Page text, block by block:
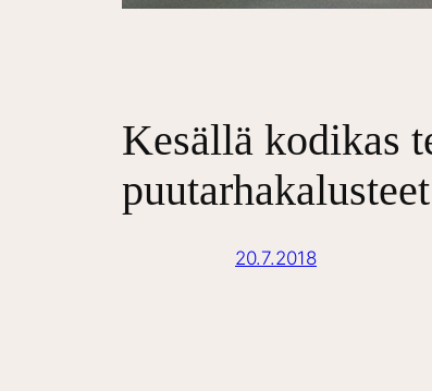
Kesällä kodikas
puutarhakalusteet
20.7.2018